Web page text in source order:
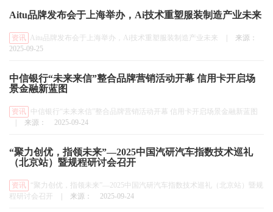
Aitu品牌发布会于上海举办，Ai技术重塑服装制造产业未来
资讯 Aitu品牌发布会于上海举办，Ai技术重塑服装制造产业未来
来源：
2025-09-25
中信银行“未来来信”整合品牌营销活动开幕 信用卡开启场
景金融新蓝图
资讯 中信银行“未来来信”整合品牌营销活动开幕 信用卡开启场景金融新蓝图
来源： 2025-09-24
“聚力创优，指领未来”—2025中国汽研汽车指数技术巡礼
（北京站）暨规程研讨会召开
资讯 “聚力创优，指领未来”—2025中国汽研汽车指数技术巡礼（北京站）暨规
程研讨会召开
来源： 2025-09-24